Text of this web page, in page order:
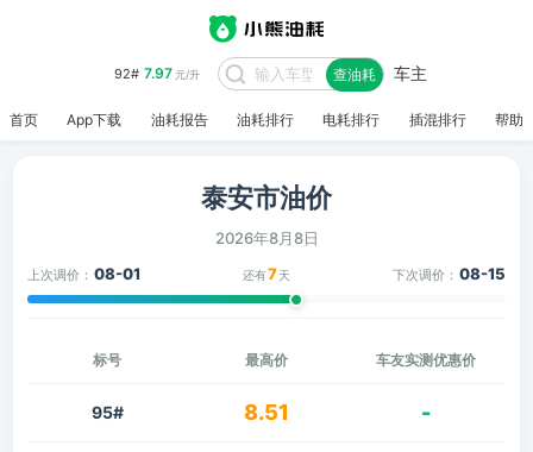
92# 7.97元/升 查油耗 车主
首页 App下载 油耗报告 油耗排行 电耗排行 插混排行 帮助
泰安市油价
2026年8月8日
上次调价： 08-01 还有7天 下次调价： 08-15
标号 最高价 车友实测优惠价
95# 8.51 -